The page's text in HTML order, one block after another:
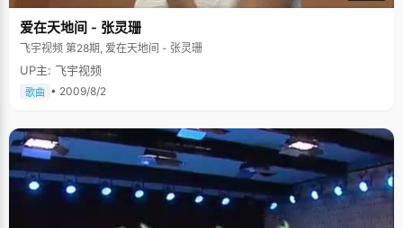
爱在天地间 - 张灵珊
飞宇视频 第28期, 爱在天地间 - 张灵珊
UP主: 飞宇视频
歌曲 • 2009/8/2